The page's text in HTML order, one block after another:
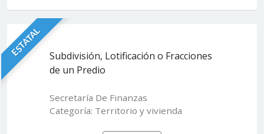
ESTATAL Subdivisión, Lotificación o Fracciones
de un Predio
Secretaría De Finanzas
Categoría: Territorio y vivienda